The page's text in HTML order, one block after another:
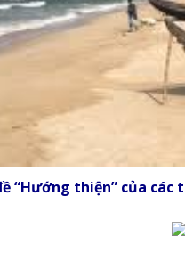
“Hướng thiện” của các